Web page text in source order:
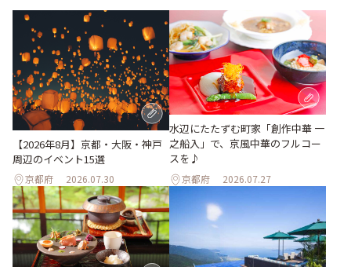
【2026年8月】京都・大阪・神戸
周辺のイベント15選
京都府 2026.07.30
水辺にたたずむ町家「創作中華 一
之船入」で、京風中華のフルコー
スを♪
京都府 2026.07.27